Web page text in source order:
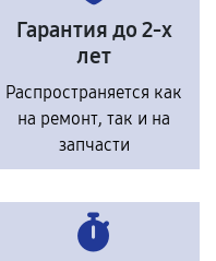
Гарантия до 2-х
лет
Распространяется как
на ремонт, так и на
запчасти